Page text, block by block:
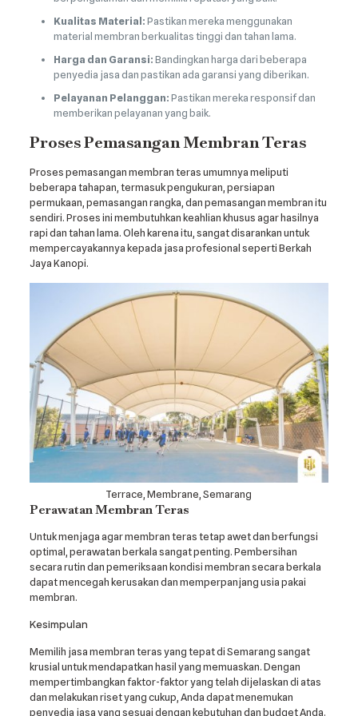
Kualitas Material:Pastikan mereka menggunakan
material membran berkualitas tinggi dan tahan lama.
Harga dan Garansi:Bandingkan harga dari beberapa
penyedia jasa dan pastikan ada garansi yang diberikan.
Pelayanan Pelanggan:Pastikan mereka responsif dan
memberikan pelayanan yang baik.
Proses Pemasangan Membran Teras
Proses pemasangan membran teras umumnya meliputi
beberapa tahapan, termasuk pengukuran, persiapan
permukaan, pemasangan rangka, dan pemasangan membran itu
sendiri. Proses ini membutuhkan keahlian khusus agar hasilnya
rapi dan tahan lama. Oleh karena itu, sangat disarankan untuk
mempercayakannya kepada jasa profesional seperti Berkah
Jaya Kanopi.
Terrace, Membrane, Semarang
Perawatan Membran Teras
Untuk menjaga agar membran teras tetap awet dan berfungsi
optimal, perawatan berkala sangat penting. Pembersihan
secara rutin dan pemeriksaan kondisi membran secara berkala
dapat mencegah kerusakan dan memperpanjang usia pakai
membran.
Kesimpulan
Memilih jasa membran teras yang tepat di Semarang sangat
krusial untuk mendapatkan hasil yang memuaskan. Dengan
mempertimbangkan faktor-faktor yang telah dijelaskan di atas
dan melakukan riset yang cukup, Anda dapat menemukan
penyedia jasa yang sesuai dengan kebutuhan dan budget Anda.